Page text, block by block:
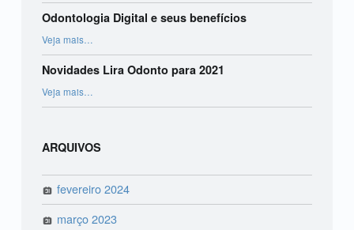
Odontologia Digital e seus benefícios
Veja mais…
Novidades Lira Odonto para 2021
Veja mais…
ARQUIVOS
fevereiro 2024
março 2023